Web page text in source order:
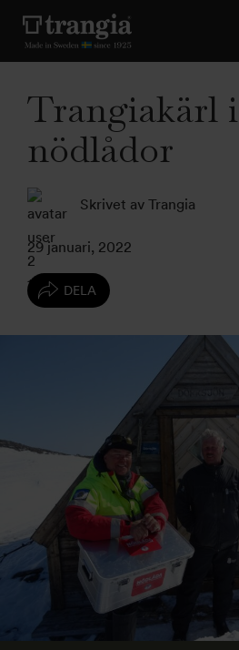
Trangiakärl i
nödlådor
Skrivet av Trangia
29 januari, 2022
DELA